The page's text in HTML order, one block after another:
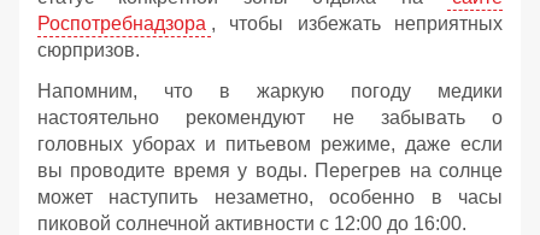
Роспотребнадзора , чтобы избежать неприятных
сюрпризов.
Напомним, что в жаркую погоду медики
настоятельно рекомендуют не забывать о
головных уборах и питьевом режиме, даже если
вы проводите время у воды. Перегрев на солнце
может наступить незаметно, особенно в часы
пиковой солнечной активности с 12:00 до 16:00.